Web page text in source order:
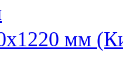
мм